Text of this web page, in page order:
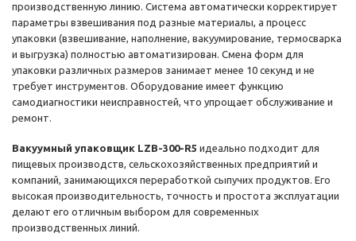
производственную линию. Система автоматически корректирует
параметры взвешивания под разные материалы, а процесс
упаковки (взвешивание, наполнение, вакуумирование, термосварка
и выгрузка) полностью автоматизирован. Смена форм для
упаковки различных размеров занимает менее 10 секунд и не
требует инструментов. Оборудование имеет функцию
самодиагностики неисправностей, что упрощает обслуживание и
ремонт.
Вакуумный упаковщик LZB-300-R5 идеально подходит для
пищевых производств, сельскохозяйственных предприятий и
компаний, занимающихся переработкой сыпучих продуктов. Его
высокая производительность, точность и простота эксплуатации
делают его отличным выбором для современных
производственных линий.